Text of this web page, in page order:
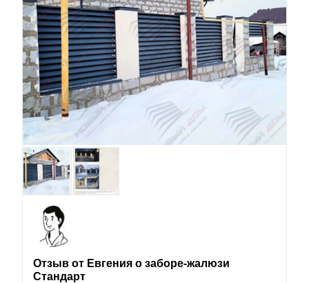
Отзыв от Евгения о заборе-жалюзи
Стандарт